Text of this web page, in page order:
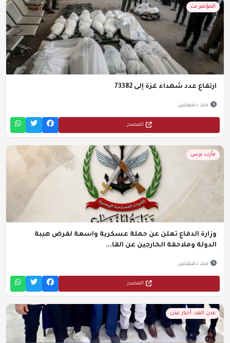
المؤتمر نت
ارتفاع عدد شهداء غزة إلى 73382
منذ دقيقتين
المصدر
مأرب برس
وزارة الدفاع تعلن عن حملة عسكرية واسعة لفرض هيبة
الدولة وملاحقة الخارجين عن القا...
منذ دقيقتين
المصدر
عدن الغد- أخبار عدن